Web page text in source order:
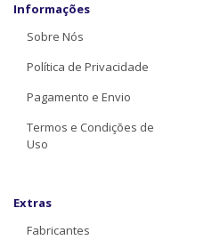
Informações
Sobre Nós
Política de Privacidade
Pagamento e Envio
Termos e Condições de
Uso
Extras
Fabricantes